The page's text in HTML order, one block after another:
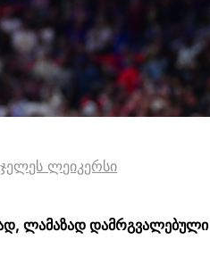
ლეიკერსი
ლამაზად დამრგვალებული